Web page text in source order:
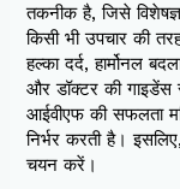
तकनीक है, जिसे
किसी भी उपचार की
हल्का दर्द, हार्मोनल
और डॉक्टर की
आईवीएफ की सफलता
निर्भर करती है।
चयन करें।